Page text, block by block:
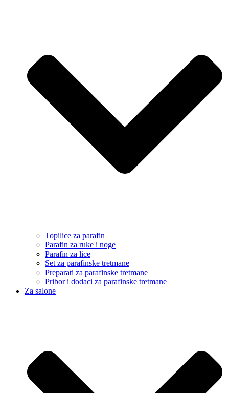
Topilice za parafin
Parafin za ruke i noge
Parafin za lice
Set za parafinske tretmane
Preparati za parafinske tretmane
Pribor i dodaci za parafinske tretmane
Za salone